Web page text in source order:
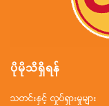
ပိုမိုသိရှိရန်
သတင်းနှင့် လှုပ်ရှားမှုများ